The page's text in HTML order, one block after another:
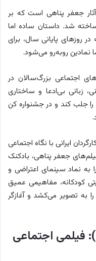
جعفر پناهی است که بر
شد. داستان ساده اما
در روزهای پایانی سال، برای
نمادین روبه‌رو می‌شود.
اجتماعی بزرگ‌سالان در
زبانی بی‌ادعا و ساختاری
را جلب کند و در جشنواره کن
ایرانی با نگاه اجتماعی
جعفر پناهی، بادکنک
نماد سینمای اعتراضی و
کودکانه، مفاهیمی عمیق
به تصویر می‌کشد و آغازگر
2. فیلم دایره (The Circle): فیلمی اجتماعی